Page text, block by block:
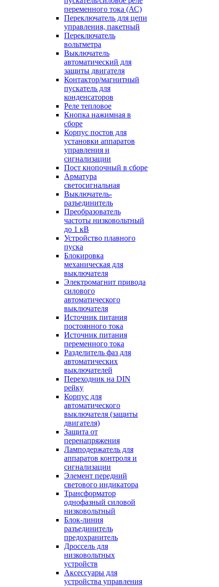
переменного тока (АС)
Переключатель для цепи
управления, пакетный
Переключатель
вольтметра
Выключатель
автоматический для
защиты двигателя
Контактор/магнитный
пускатель для
конденсаторов
Реле тепловое
Кнопка нажимная в
сборе
Корпус постов для
установки аппаратов
управления и
сигнализации
Пост кнопочный в сборе
Арматура
светосигнальная
Выключатель-
разъединитель
Преобразователь
частоты низковольтный
до 1 кВ
Устройство плавного
пуска
Блокировка
механическая для
выключателя
Электромагнит привода
силового
автоматического
выключателя
Источник питания
постоянного тока
Источник питания
переменного тока
Разделитель фаз для
автоматических
выключателей
Переходник на DIN
рейку
Корпус для
автоматического
выключателя (защиты
двигателя)
Защита от
перенапряжения
Ламподержатель для
аппаратов контроля и
сигнализации
Элемент передний
светового индикатора
Трансформатор
однофазный силовой
низковольтный
Блок-линия
разъединитель
предохранитель
Дроссель для
низковольтных
устройств
Аксессуары для
устройства управления